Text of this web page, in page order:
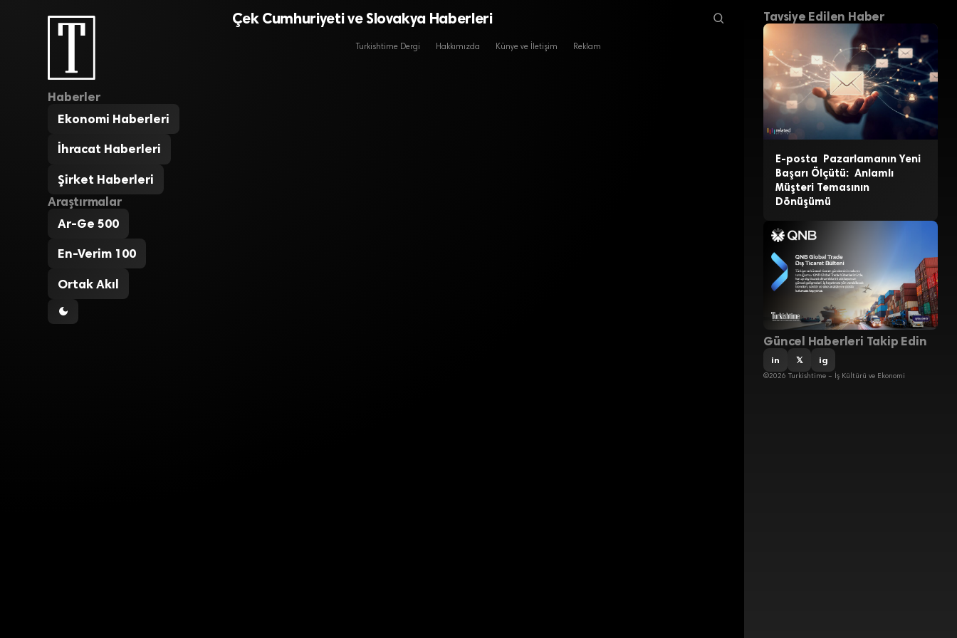
Haberler
Ekonomi Haberleri
İhracat Haberleri
Şirket Haberleri
Araştırmalar
Ar-Ge 500
En-Verim 100
Ortak Akıl
Çek Cumhuriyeti ve Slovakya Haberleri
Turkishtime Dergi Hakkımızda Künye ve İletişim Reklam
Tavsiye Edilen Haber
E-posta Pazarlamanın Yeni
Başarı Ölçütü: Anlamlı
Müşteri Temasının
Dönüşümü
Güncel Haberleri Takip Edin
in 𝕏 ig
©2026 Turkishtime – İş Kültürü ve Ekonomi